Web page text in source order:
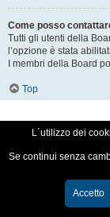
Come posso
Tutti gli utenti della
l’opzione è stata
I membri della Board
Top
VDR Italia,
L´utilizzo dei
Se continui senza
Accetto